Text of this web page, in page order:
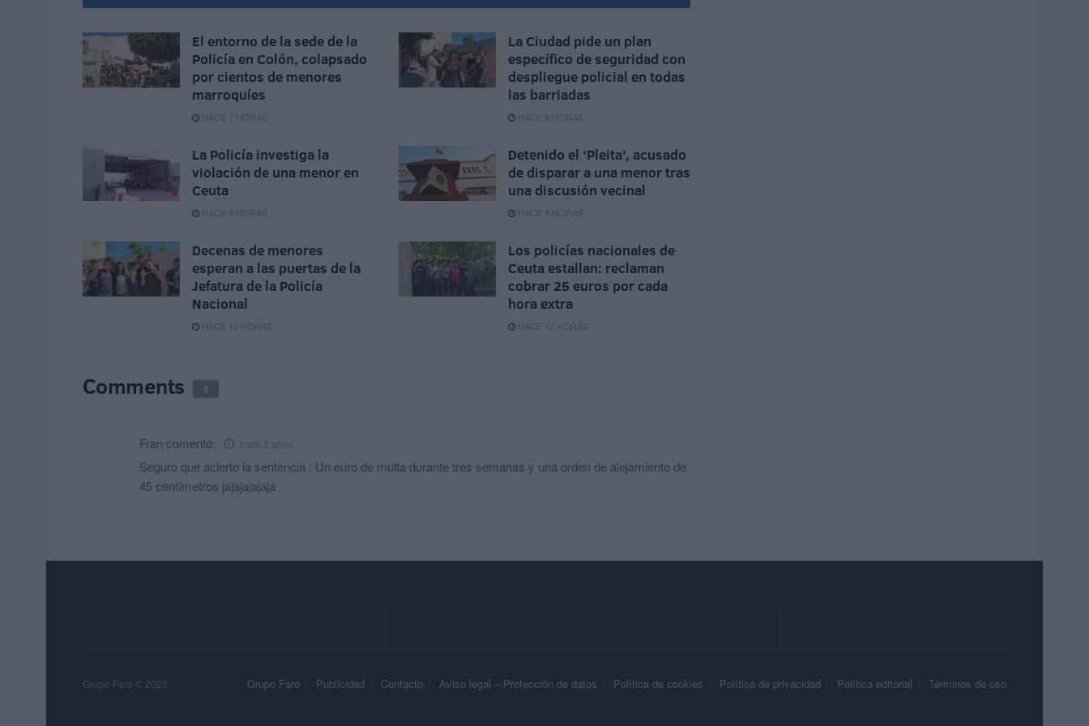
El entorno de la sede de la
Policía en Colón, colapsado
por cientos de menores
marroquíes
HACE 7 HORAS
La Ciudad pide un plan
específico de seguridad con
despliegue policial en todas
las barriadas
HACE 8 HORAS
La Policía investiga la
violación de una menor en
Ceuta
HACE 9 HORAS
Detenido el ‘Pleita’, acusado
de disparar a una menor tras
una discusión vecinal
HACE 9 HORAS
Decenas de menores
esperan a las puertas de la
Jefatura de la Policía
Nacional
HACE 12 HORAS
Los policías nacionales de
Ceuta estallan: reclaman
cobrar 25 euros por cada
hora extra
HACE 12 HORAS
Comments 1
Fran comentó: hace 2 años
Seguro que acierto la sentencia : Un euro de multa durante tres semanas y una orden de alejamiento de
45 centímetros jajajajajaja
Grupo Faro Publicidad Contacto Aviso legal – Protección de datos Política de cookies Política de privacidad Política editorial Términos de uso
Grupo Faro © 2023